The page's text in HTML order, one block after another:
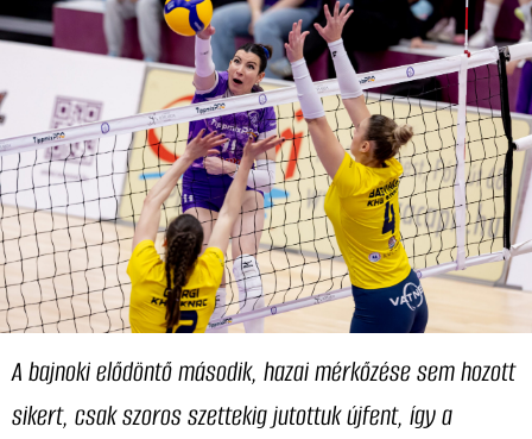
A bajnoki elődöntő második, hazai mérkőzése sem hozott
sikert, csak szoros szettekig jutottuk újfent, így a